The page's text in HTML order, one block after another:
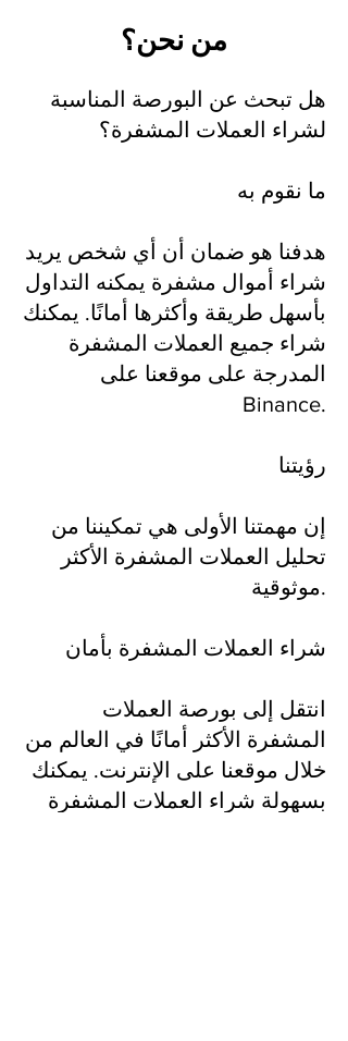
من نحن؟
هل تبحث عن البورصة المناسبة
لشراء العملات المشفرة؟
ما نقوم به
هدفنا هو ضمان أن أي شخص يريد
شراء أموال مشفرة يمكنه التداول
بأسهل طريقة وأكثرها أمانًا. يمكنك
شراء جميع العملات المشفرة
المدرجة على موقعنا على
Binance.
رؤيتنا
إن مهمتنا الأولى هي تمكيننا من
تحليل العملات المشفرة الأكثر
موثوقية.
شراء العملات المشفرة بأمان
انتقل إلى بورصة العملات
المشفرة الأكثر أمانًا في العالم من
خلال موقعنا على الإنترنت. يمكنك
بسهولة شراء العملات المشفرة